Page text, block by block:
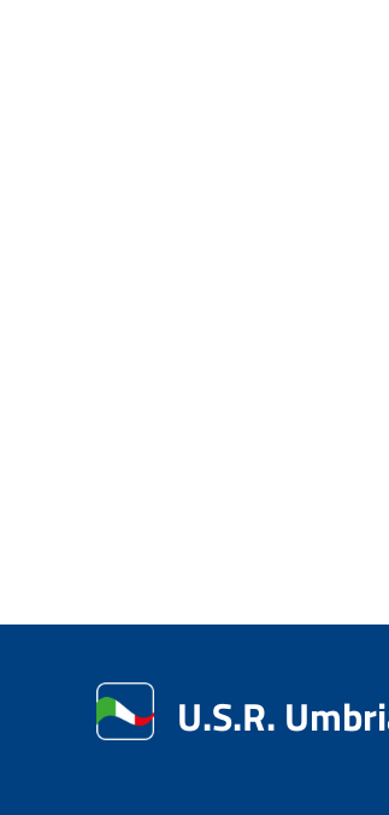
U.S.R.